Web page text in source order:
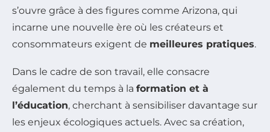
s’ouvre grâce à des figures comme Arizona, qui
incarne une nouvelle ère où les créateurs et
consommateurs exigent de meilleures pratiques.
Dans le cadre de son travail, elle consacre
également du temps à la formation et à
l’éducation, cherchant à sensibiliser davantage sur
les enjeux écologiques actuels. Avec sa création,